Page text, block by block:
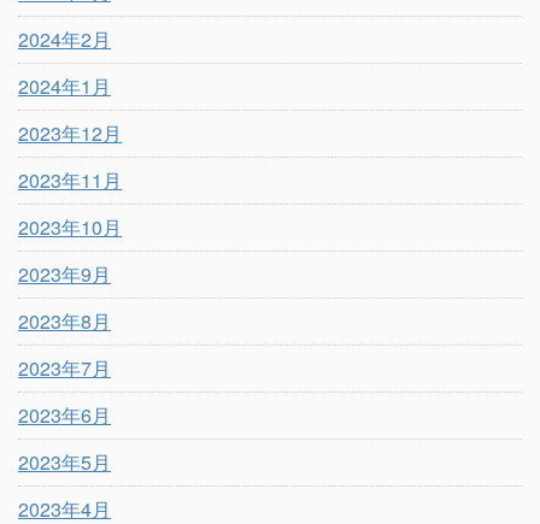
2024年2月
2024年1月
2023年12月
2023年11月
2023年10月
2023年9月
2023年8月
2023年7月
2023年6月
2023年5月
2023年4月